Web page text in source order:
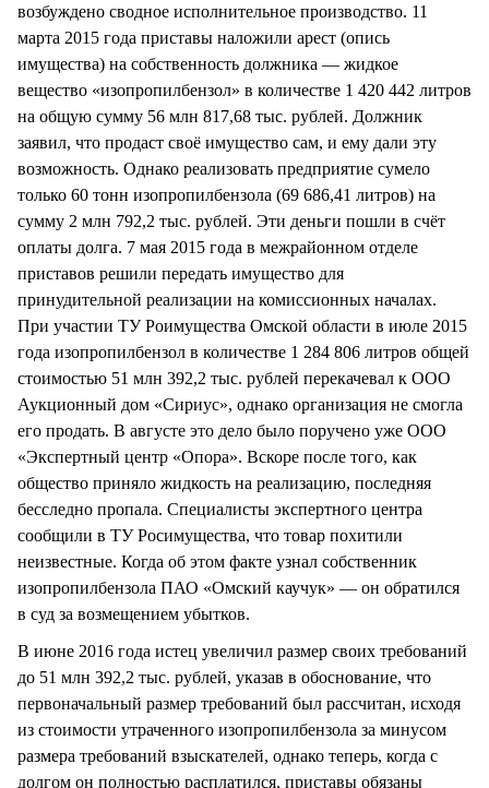
возбуждено сводное исполнительное производство. 11
марта 2015 года приставы наложили арест (опись
имущества) на собственность должника — жидкое
вещество «изопропилбензол» в количестве 1 420 442 литров
на общую сумму 56 млн 817,68 тыс. рублей. Должник
заявил, что продаст своё имущество сам, и ему дали эту
возможность. Однако реализовать предприятие сумело
только 60 тонн изопропилбензола (69 686,41 литров) на
сумму 2 млн 792,2 тыс. рублей. Эти деньги пошли в счёт
оплаты долга. 7 мая 2015 года в межрайонном отделе
приставов решили передать имущество для
принудительной реализации на комиссионных началах.
При участии ТУ Роимущества Омской области в июле 2015
года изопропилбензол в количестве 1 284 806 литров общей
стоимостью 51 млн 392,2 тыс. рублей перекачевал к ООО
Аукционный дом «Сириус», однако организация не смогла
его продать. В августе это дело было поручено уже ООО
«Экспертный центр «Опора». Вскоре после того, как
общество приняло жидкость на реализацию, последняя
бесследно пропала. Специалисты экспертного центра
сообщили в ТУ Росимущества, что товар похитили
неизвестные. Когда об этом факте узнал собственник
изопропилбензола ПАО «Омский каучук» — он обратился
в суд за возмещением убытков.
В июне 2016 года истец увеличил размер своих требований
до 51 млн 392,2 тыс. рублей, указав в обоснование, что
первоначальный размер требований был рассчитан, исходя
из стоимости утраченного изопропилбензола за минусом
размера требований взыскателей, однако теперь, когда с
долгом он полностью расплатился, приставы обязаны